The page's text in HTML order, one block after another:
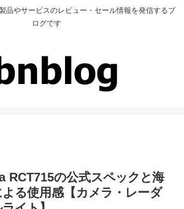
品やサービスのレビュー・セール情報を発信するブ
ログです
RCT715の公式スペックと海
る使用感【カメラ・レーダ